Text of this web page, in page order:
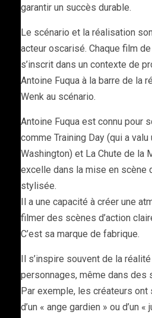
garantir un succès durable.
Le scénario et la réalisation
acteur oscarisé. Chaque film
s’inscrit dans un contexte de
Antoine Fuqua à la barre de la
Wenk au scénario.
Antoine Fuqua est connu pour
comme Training Day (qui a valu
Washington) et La Chute de la
excelle dans la mise en scène
stylisée.
Il a une capacité à créer une
filmer des scènes d’action
C’est sa marque de fabrique.
Il s’inspire souvent de la
personnages, même dans des
Par exemple, les créateurs ont
d’un « ange gardien » ou d’un